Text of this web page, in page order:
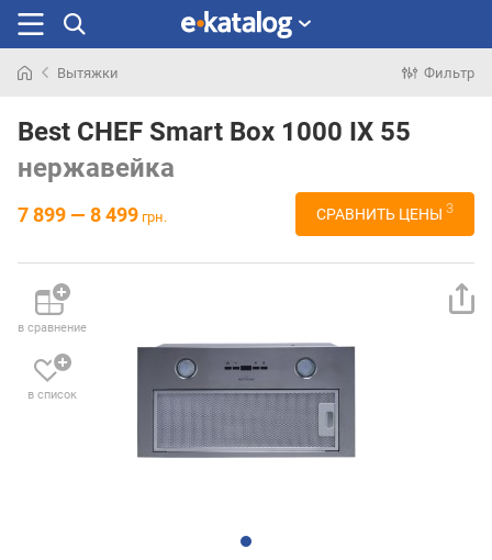
раньше
Вытяжки Фильтр
Best CHEF Smart Box 1000 IX 55
нержавейка
7 899 — 8 499 грн. СРАВНИТЬ ЦЕНЫ 3
в сравнение
в список